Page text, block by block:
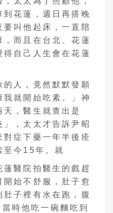
花蓮，週日再搭晚
叫他起床，一直陪
而且在台北、花蓮
自己人生會在花蓮
的人，竟然默默發願
我就開始吃素。」神
，醫生就查出是
」，太太才告訴尹昭
症下藥一年半後痊
至今15年。就
醫院拍醫生的戲趕
始不舒服，肚子愈
子裡有水在跑，腹
時他吃一碗麵吃到